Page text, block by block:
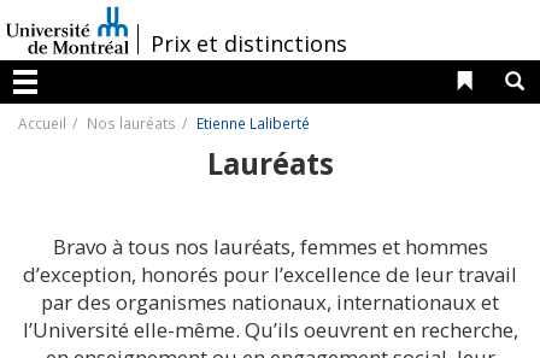
au
contenu
/Prix et distinctions
Menu
Liens
Accueil Nos lauréats Etienne Laliberté
Lauréats
Bravo à tous nos lauréats, femmes et hommes
d’exception, honorés pour l’excellence de leur travail
par des organismes nationaux, internationaux et
l’Université elle-même. Qu’ils oeuvrent en recherche,